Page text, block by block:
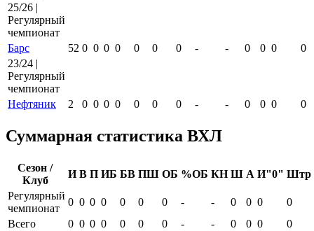
25/26 |
Регулярный
чемпионат
Барс
52 0 0 0 0 0 0 0 - - 0 0 0
0
23/24 |
Регулярный
чемпионат
Нефтяник
2 0 0 0 0 0 0 0 - - 0 0 0 0
Суммарная статистика ВХЛ
Сезон /
Клуб
И В П ИБ БВ ПШ ОБ %ОБ КН Ш А И"0" Штр
Регулярный
чемпионат
0 0 0 0 0 0 0 - - 0 0 0
0
Всего
0 0 0 0 0 0 0 - - 0 0 0
0